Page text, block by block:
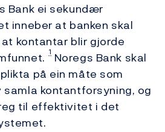
Bank ei sekundær
inneber at banken skal
kontantar blir gjorde
1 Noregs Bank skal
på ein måte som
kontantforsyning, og
til effektivitet i det